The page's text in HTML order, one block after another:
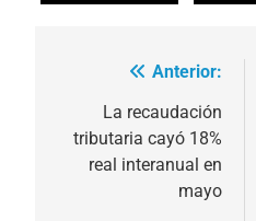
Navegación
entradas
Anterior:
La recaudación
tributaria cayó 18%
real interanual en
mayo